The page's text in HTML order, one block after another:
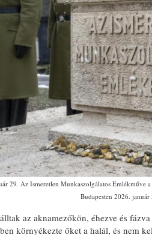
29. Az Ismeretlen Munkaszolgálatos Emlékműve
Budapesten 2026.
az aknamezőkön, éhezve és
környékezte őket a halál, és nem